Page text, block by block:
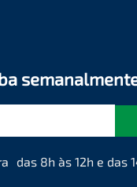
das 8h às 12h e das